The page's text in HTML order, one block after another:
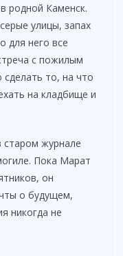
родной Каменск.
улицы, запах
для него все
с пожилым
то, на что
на кладбище и
журнале
Пока Марат
он
о будущем,
никогда не